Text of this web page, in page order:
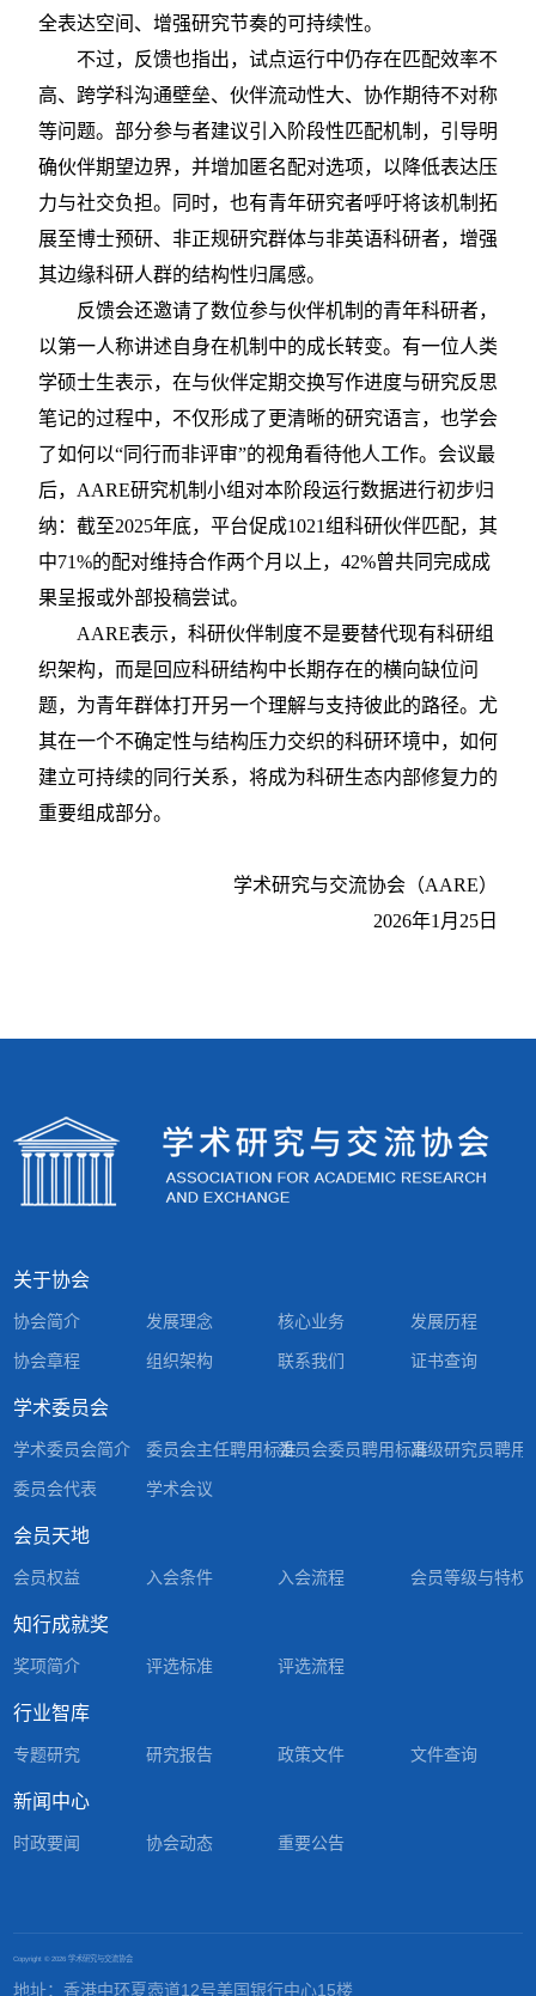
全表达空间、增强研究节奏的可持续性。
不过，反馈也指出，试点运行中仍存在匹配效率不
高、跨学科沟通壁垒、伙伴流动性大、协作期待不对称
等问题。部分参与者建议引入阶段性匹配机制，引导明
确伙伴期望边界，并增加匿名配对选项，以降低表达压
力与社交负担。同时，也有青年研究者呼吁将该机制拓
展至博士预研、非正规研究群体与非英语科研者，增强
其边缘科研人群的结构性归属感。
反馈会还邀请了数位参与伙伴机制的青年科研者，
以第一人称讲述自身在机制中的成长转变。有一位人类
学硕士生表示，在与伙伴定期交换写作进度与研究反思
笔记的过程中，不仅形成了更清晰的研究语言，也学会
了如何以“同行而非评审”的视角看待他人工作。会议最
后，AARE研究机制小组对本阶段运行数据进行初步归
纳：截至2025年底，平台促成1021组科研伙伴匹配，其
中71%的配对维持合作两个月以上，42%曾共同完成成
果呈报或外部投稿尝试。
AARE表示，科研伙伴制度不是要替代现有科研组
织架构，而是回应科研结构中长期存在的横向缺位问
题，为青年群体打开另一个理解与支持彼此的路径。尤
其在一个不确定性与结构压力交织的科研环境中，如何
建立可持续的同行关系，将成为科研生态内部修复力的
重要组成部分。
学术研究与交流协会（AARE）
2026年1月25日
关于协会
协会简介 发展理念 核心业务 发展历程
协会章程 组织架构 联系我们 证书查询
学术委员会
学术委员会简介 委员会主任聘用标准委员会委员聘用标准高级研究员聘用
委员会代表 学术会议
会员天地
会员权益 入会条件 入会流程 会员等级与特权
知行成就奖
奖项简介 评选标准 评选流程
行业智库
专题研究 研究报告 政策文件 文件查询
新闻中心
时政要闻 协会动态 重要公告
Copyright ©2026 学术研究与交流协会
地址：香港中环夏悫道12号美国银行中心15楼